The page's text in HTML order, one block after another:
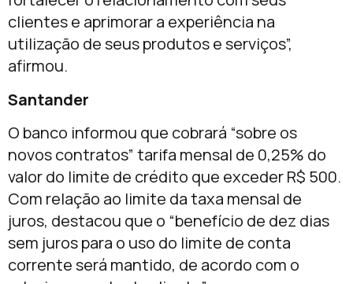
clientes e aprimorar a experiência na
utilização de seus produtos e serviços”,
afirmou.
Santander
O banco informou que cobrará “sobre os
novos contratos” tarifa mensal de 0,25% do
valor do limite de crédito que exceder R$ 500.
Com relação ao limite da taxa mensal de
juros, destacou que o “benefício de dez dias
sem juros para o uso do limite de conta
corrente será mantido, de acordo com o